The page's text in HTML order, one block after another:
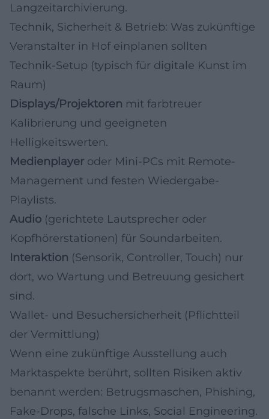
Langzeitarchivierung.
Technik, Sicherheit & Betrieb: Was zukünftige
Veranstalter in Hof einplanen sollten
Technik-Setup (typisch für digitale Kunst im
Raum)
Displays/Projektoren mit farbtreuer
Kalibrierung und geeigneten
Helligkeitswerten.
Medienplayer oder Mini-PCs mit Remote-
Management und festen Wiedergabe-
Playlists.
Audio (gerichtete Lautsprecher oder
Kopfhörerstationen) für Soundarbeiten.
Interaktion (Sensorik, Controller, Touch) nur
dort, wo Wartung und Betreuung gesichert
sind.
Wallet- und Besuchersicherheit (Pflichtteil
der Vermittlung)
Wenn eine zukünftige Ausstellung auch
Marktaspekte berührt, sollten Risiken aktiv
benannt werden: Betrugsmaschen, Phishing,
Fake-Drops, falsche Links, Social Engineering.